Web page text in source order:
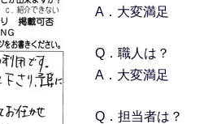
A．大変満足
Q．職人は？
A．大変満足
Q．担当者は？